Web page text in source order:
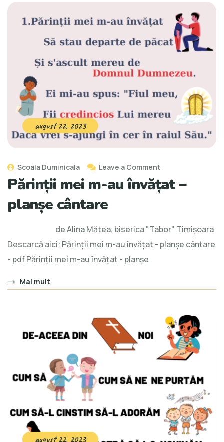
august 22, 2023
Scoala Duminicala Leave a Comment
Părinții mei m-au învățat –
planșe cântare
de Alina Mătea, biserica "Tabor" Timișoara
Descarcă aici: Părinții mei m-au învățat - planșe cântare
- pdf Părinții mei m-au învățat - planșe
Mai mult
august 22, 2023